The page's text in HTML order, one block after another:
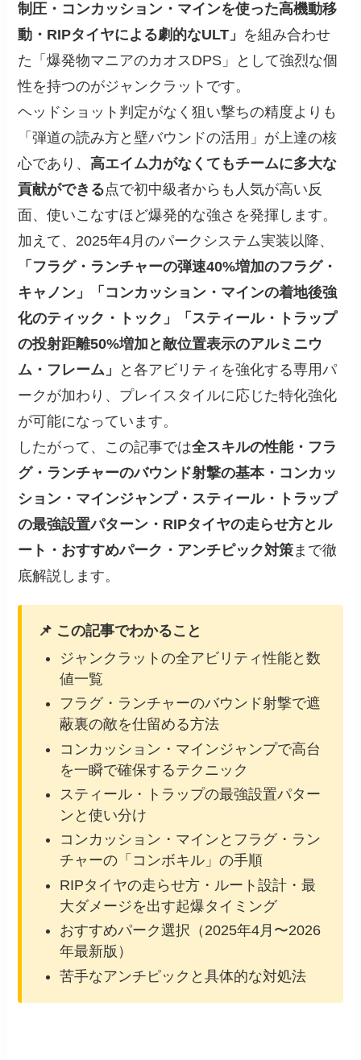
制圧・コンカッション・マインを使った高機動移
動・RIPタイヤによる劇的なULT」 を組み合わせ
た「爆発物マニアのカオスDPS」として強烈な個
性を持つのがジャンクラットです。
ヘッドショット判定がなく狙い撃ちの精度よりも
「弾道の読み方と壁バウンドの活用」が上達の核
心であり、高エイム力がなくてもチームに多大な
貢献ができる点で初中級者からも人気が高い反
面、使いこなすほど爆発的な強さを発揮します。
加えて、2025年4月のパークシステム実装以降、
「フラグ・ランチャーの弾速40%増加のフラグ・
キャノン」「コンカッション・マインの着地後強
化のティック・トック」「スティール・トラップ
の投射距離50%増加と敵位置表示のアルミニウ
ム・フレーム」
と各アビリティを強化する専用パ
ークが加わり、プレイスタイルに応じた特化強化
が可能になっています。
したがって、この記事では全スキルの性能・フラ
グ・ランチャーのバウンド射撃の基本・コンカッ
ション・マインジャンプ・スティール・トラップ
の最強設置パターン・RIPタイヤの走らせ方とル
ート・おすすめパーク・アンチピック対策まで徹
底解説します。
📌 この記事でわかること
ジャンクラットの全アビリティ性能と数
値一覧
フラグ・ランチャーのバウンド射撃で遮
蔽裏の敵を仕留める方法
コンカッション・マインジャンプで高台
を一瞬で確保するテクニック
スティール・トラップの最強設置パター
ンと使い分け
コンカッション・マインとフラグ・ラン
チャーの「コンボキル」の手順
RIPタイヤの走らせ方・ルート設計・最
大ダメージを出す起爆タイミング
おすすめパーク選択（2025年4月〜2026
年最新版）
苦手なアンチピックと具体的な対処法